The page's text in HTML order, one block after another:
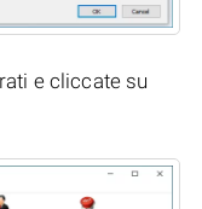
e cliccate su